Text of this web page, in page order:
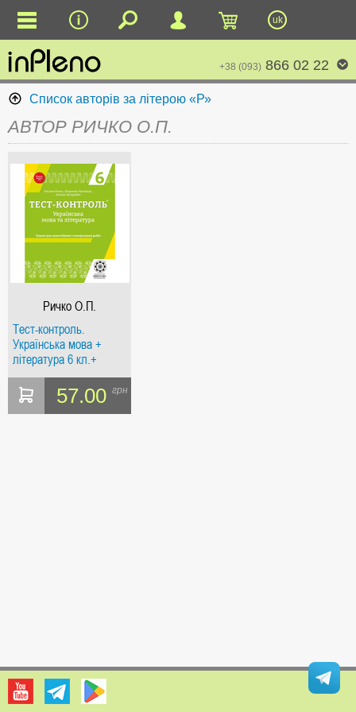
uk
+38 (093) 866 02 22
Список авторів за літерою «Р»
АВТОР РИЧКО О.П.
Ричко О.П.
Тест-контроль.
Українська мова +
література 6 кл.+
безкоштовно
календарне
планування. Весна
57.00 грн